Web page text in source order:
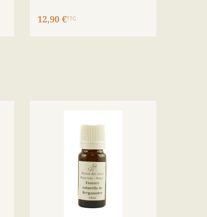
12,90 €TTC